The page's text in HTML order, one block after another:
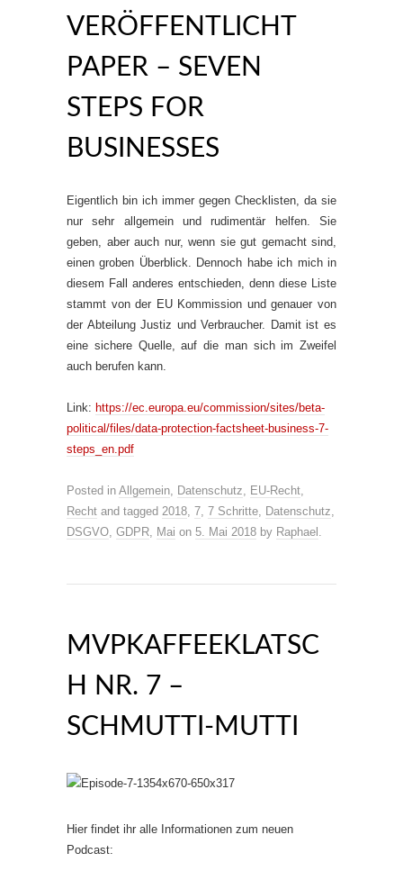
VERÖFFENTLICHT
PAPER – SEVEN
STEPS FOR
BUSINESSES
Eigentlich bin ich immer gegen Checklisten, da sie
nur sehr allgemein und rudimentär helfen. Sie
geben, aber auch nur, wenn sie gut gemacht sind,
einen groben Überblick. Dennoch habe ich mich in
diesem Fall anderes entschieden, denn diese Liste
stammt von der EU Kommission und genauer von
der Abteilung Justiz und Verbraucher. Damit ist es
eine sichere Quelle, auf die man sich im Zweifel
auch berufen kann.
Link: https://ec.europa.eu/commission/sites/beta-
political/files/data-protection-factsheet-business-7-
steps_en.pdf
Posted in Allgemein, Datenschutz, EU-Recht,
Recht and tagged 2018, 7, 7 Schritte, Datenschutz,
DSGVO, GDPR, Mai on 5. Mai 2018 by Raphael .
MVPKAFFEEKLATSC
H NR. 7 –
SCHMUTTI-MUTTI
Hier findet ihr alle Informationen zum neuen
Podcast: